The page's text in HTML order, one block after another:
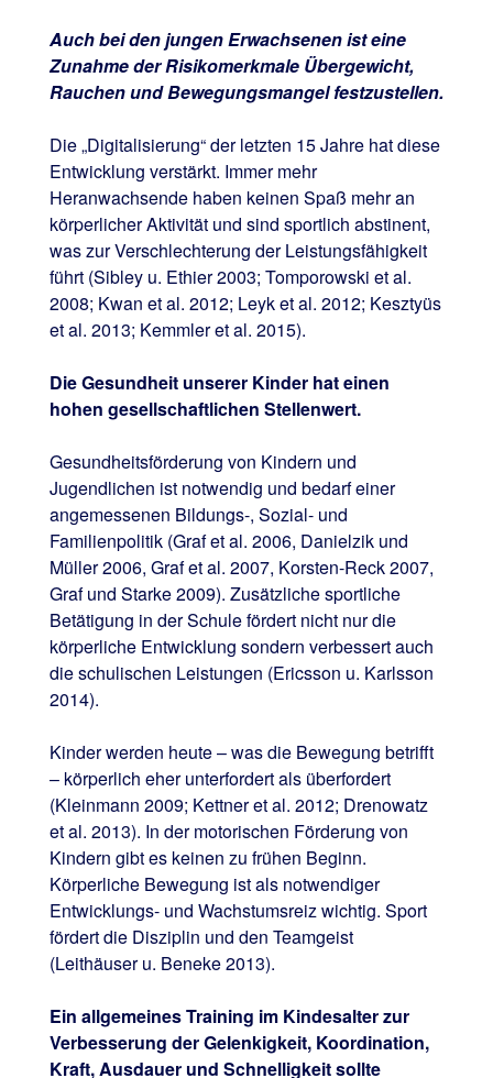
Auch bei den jungen Erwachsenen ist eine
Zunahme der Risikomerkmale Übergewicht,
Rauchen und Bewegungsmangel festzustellen.
Die „Digitalisierung“ der letzten 15 Jahre hat diese
Entwicklung verstärkt. Immer mehr
Heranwachsende haben keinen Spaß mehr an
körperlicher Aktivität und sind sportlich abstinent,
was zur Verschlechterung der Leistungsfähigkeit
führt (Sibley u. Ethier 2003; Tomporowski et al.
2008; Kwan et al. 2012; Leyk et al. 2012; Kesztyüs
et al. 2013; Kemmler et al. 2015).
Die Gesundheit unserer Kinder hat einen
hohen gesellschaftlichen Stellenwert.
Gesundheitsförderung von Kindern und
Jugendlichen ist notwendig und bedarf einer
angemessenen Bildungs-, Sozial- und
Familienpolitik (Graf et al. 2006, Danielzik und
Müller 2006, Graf et al. 2007, Korsten-Reck 2007,
Graf und Starke 2009). Zusätzliche sportliche
Betätigung in der Schule fördert nicht nur die
körperliche Entwicklung sondern verbessert auch
die schulischen Leistungen (Ericsson u. Karlsson
2014).
Kinder werden heute – was die Bewegung betrifft
– körperlich eher unterfordert als überfordert
(Kleinmann 2009; Kettner et al. 2012; Drenowatz
et al. 2013). In der motorischen Förderung von
Kindern gibt es keinen zu frühen Beginn.
Körperliche Bewegung ist als notwendiger
Entwicklungs- und Wachstumsreiz wichtig. Sport
fördert die Disziplin und den Teamgeist
(Leithäuser u. Beneke 2013).
Ein allgemeines Training im Kindesalter zur
Verbesserung der Gelenkigkeit, Koordination,
Kraft, Ausdauer und Schnelligkeit sollte